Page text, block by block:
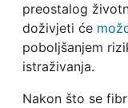
preostalog
doživjeti će
poboljšanjem
istraživanja.
Nakon što se